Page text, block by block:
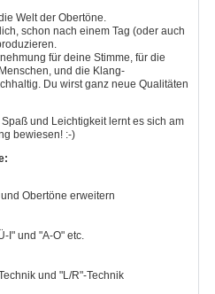
Welt der Obertöne.
schon nach einem Tag (oder auch
für deine Stimme, für die
und die Klang-
Du wirst ganz neue Qualitäten
und Leichtigkeit lernt es sich am
bewiesen! :-)
Obertöne erweitern
I" und "A-O" etc.
und "L/R"-Technik